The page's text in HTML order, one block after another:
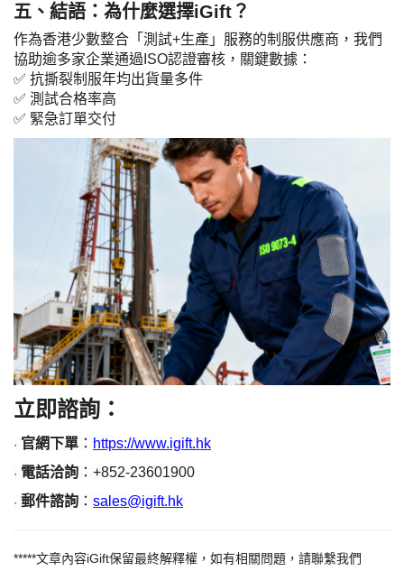
五、結語：為什麼選擇iGift？
作為香港少數整合「測試+生產」服務的制服供應商，我們
協助逾多家企業通過 ISO認證審核，關鍵數據：
✅ 抗撕裂制服年均出貨量多件
✅ 測試合格率高
✅ 緊急訂單交付
立即諮詢：
· 官網下單 ： https://www.igift.hk
· 電話洽詢 ： +852-23601900
· 郵件諮詢 ： sales@igift.hk
*****文章內容iGift保留最終解釋權，如有相關問題，請聯繫我們